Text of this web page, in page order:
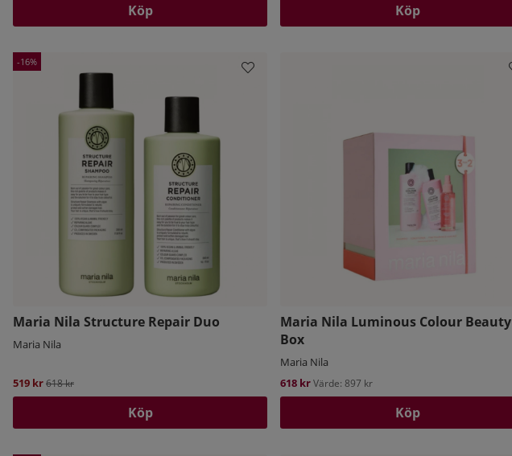
Köp Köp
16
Maria Nila Structure Repair Duo
Maria Nila
519 krOrdinarie pris:
618 kr
Köp
Maria Nila Luminous Colour Beauty
Box
Maria Nila
618 krVärde: 897 kr
Köp